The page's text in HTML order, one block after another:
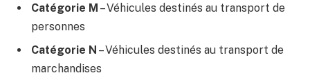
Catégorie M – Véhicules destinés au transport de
personnes
Catégorie N – Véhicules destinés au transport de
marchandises